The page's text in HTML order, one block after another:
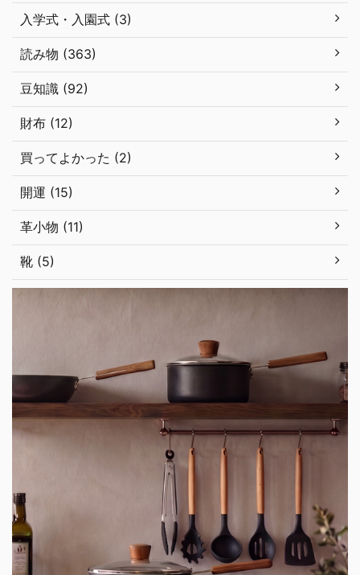
入学式・入園式 (3)
読み物 (363)
豆知識 (92)
財布 (12)
買ってよかった (2)
開運 (15)
革小物 (11)
靴 (5)